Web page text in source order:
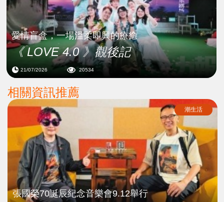
愛情盲盒，一場溫柔即興的療癒
《 LOVE 4.0 》觀後記
21/07/2026 20534
相關資訊推薦
潮生活
張國榮70誕辰紀念音樂會9.12舉行